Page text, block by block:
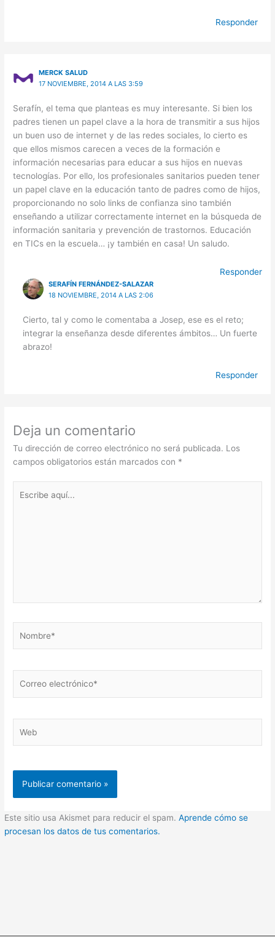
Responder
MERCK SALUD
17 NOVIEMBRE, 2014 A LAS 3:59
Serafín, el tema que planteas es muy interesante. Si bien los
padres tienen un papel clave a la hora de transmitir a sus hijos
un buen uso de internet y de las redes sociales, lo cierto es
que ellos mismos carecen a veces de la formación e
información necesarias para educar a sus hijos en nuevas
tecnologías. Por ello, los profesionales sanitarios pueden tener
un papel clave en la educación tanto de padres como de hijos,
proporcionando no solo links de confianza sino también
enseñando a utilizar correctamente internet en la búsqueda de
información sanitaria y prevención de trastornos. Educación
en TICs en la escuela… ¡y también en casa! Un saludo.
Responder
SERAFÍN FERNÁNDEZ-SALAZAR
18 NOVIEMBRE, 2014 A LAS 2:06
Cierto, tal y como le comentaba a Josep, ese es el reto;
integrar la enseñanza desde diferentes ámbitos… Un fuerte
abrazo!
Responder
Deja un comentario
Tu dirección de correo electrónico no será publicada. Los
campos obligatorios están marcados con *
aquí...
electrónico*
Este sitio usa Akismet para reducir el spam.Aprende cómo se
procesan los datos de tus comentarios.